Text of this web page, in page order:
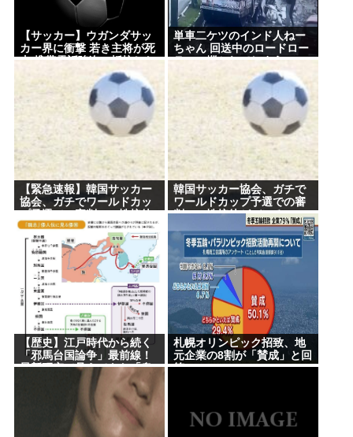
ンいるか？？
ジャンポケ斉藤「同意があったんです。本当です。
信じて下さい」 ←何でこの主張が通らないの？
(ヽ´ん`)「手術が始まった…大丈夫大丈夫落ち着け」
医師「キャー地震よー！」(;ﾟんﾟ)「！？」
Powered by livedoor 相互RSS
【サッカー】ウガンダサッ
カー界に衝撃 若き主将が死
去 携帯電話強盗に抵抗した
末に石で滅多打ち… 国民が
怒り「リーダーを失った」
単車二ケツのインド人ねー
ちゃん 回送中のロードロー
ラーに轢かれてしまう…
【緊急速報】韓国サッカー
協会、ガチでワールドカッ
プ予選での審判への性接待
がバレ大炎上大騒ぎに
韓国サッカー協会、ガチで
ワールドカップ予選での審
判への性接待がバレる
【歴史】江戸時代から続く
「邪馬台国論争」最前線！
最新研究で見えてきた「卑
弥呼の国」の有力説
札幌オリンピック招致、地
元企業の8割が「賛成」と回
答